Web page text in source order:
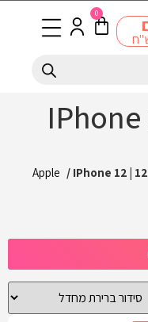
0
Apple / IPhone 12 |